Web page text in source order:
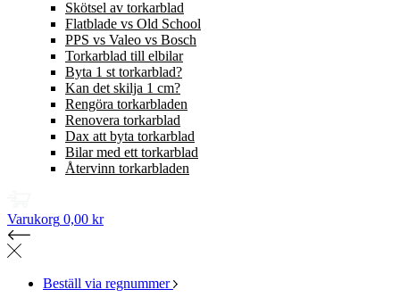
Skötsel av torkarblad
Flatblade vs Old School
PPS vs Valeo vs Bosch
Torkarblad till elbilar
Byta 1 st torkarblad?
Kan det skilja 1 cm?
Rengöra torkarbladen
Renovera torkarblad
Dax att byta torkarblad
Bilar med ett torkarblad
Återvinn torkarbladen
Varukorg 0,00 kr
Beställ via regnummer